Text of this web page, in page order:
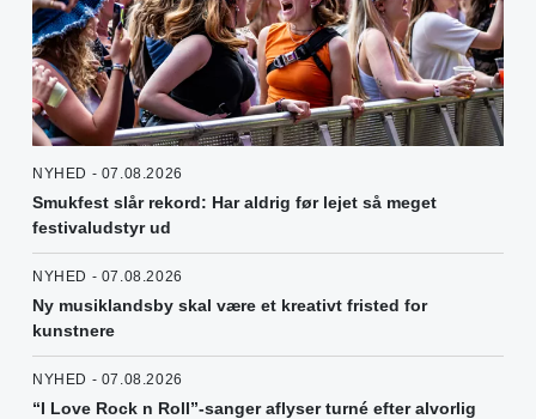
NYHED - 07.08.2026
Smukfest slår rekord: Har aldrig før lejet så meget
festivaludstyr ud
NYHED - 07.08.2026
Ny musiklandsby skal være et kreativt fristed for
kunstnere
NYHED - 07.08.2026
“I Love Rock n Roll”-sanger aflyser turné efter alvorlig